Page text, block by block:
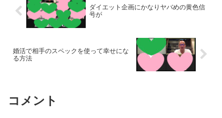
ダイエット企画にかなりヤバめの黄色信
号が
婚活で相手のスペックを使って幸せにな
る方法
コメント